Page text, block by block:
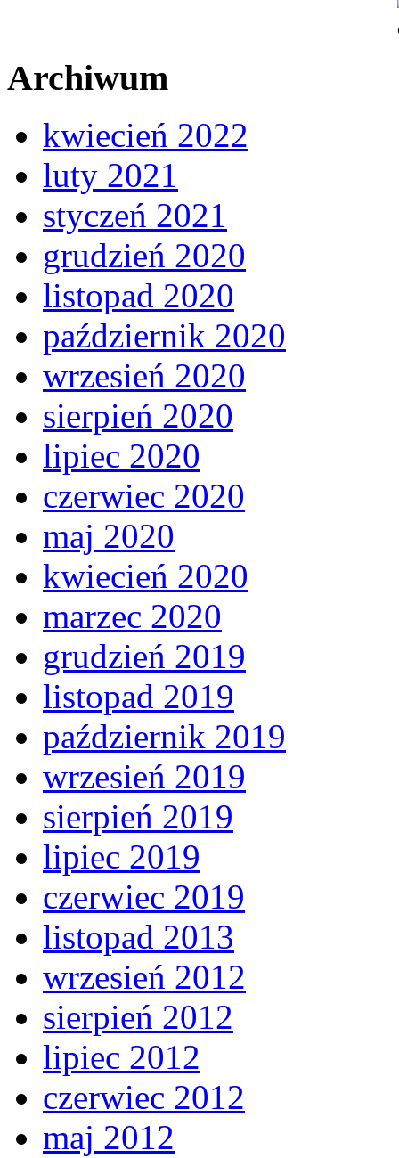
Archiwum
kwiecień 2022
luty 2021
styczeń 2021
grudzień 2020
listopad 2020
październik 2020
wrzesień 2020
sierpień 2020
lipiec 2020
czerwiec 2020
maj 2020
kwiecień 2020
marzec 2020
grudzień 2019
listopad 2019
październik 2019
wrzesień 2019
sierpień 2019
lipiec 2019
czerwiec 2019
listopad 2013
wrzesień 2012
sierpień 2012
lipiec 2012
czerwiec 2012
maj 2012